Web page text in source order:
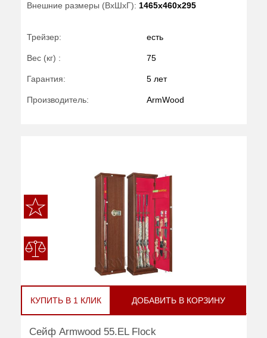
Внешние размеры (ВхШхГ): 1465x460x295
Трейзер: есть
Вес (кг) : 75
Гарантия: 5 лет
Производитель: ArmWood
КУПИТЬ В 1 КЛИК ДОБАВИТЬ В КОРЗИНУ
Сейф Armwood 55.EL Flock